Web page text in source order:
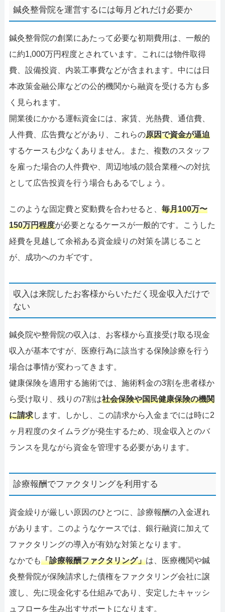
鍼灸整骨院を運営するには毎月どれだけ必要か
鍼灸整骨院の創業にあたって必要な初期費用は、一般的
に約1,000万円程度とされています。これには物件取得
費、設備投資、内装工事費などが含まれます。中には日
本政策金融公庫などの公的機関から融資を受ける方も多
く見られます。
開業後にかかる運転資金には、家賃、光熱費、通信費、
人件費、広告費などがあり、これらの原因で資金が逼迫
するケースも少なくありません。また、複数のスタッフ
を雇った場合の人件費や、周辺地域の競合業種への対抗
として広告投資を行う場合もあるでしょう。
このような固定費と変動費を合わせると、 毎月100万〜
150万円程度が必要となるケースが一般的です。こうした
経費を見越して余裕ある資金繰りの対策を講じること
が、成功へのカギです。
収入は来院したお客様からいただく現金収入だけで
ない
鍼灸院や整骨院の収入は、お客様から直接受け取る現金
収入が基本ですが、医療行為に該当する保険診療を行う
場合は事情が変わってきます。
健康保険を適用する施術では、施術料金の3割を患者様か
ら受け取り、残りの7割は社会保険や国民健康保険の機関
に請求します。しかし、この請求から入金までには時に2
ヶ月程度のタイムラグが発生するため、現金収入とのバ
ランスを見ながら資金を管理する必要があります。
診療報酬でファクタリングを利用する
資金繰りが厳しい原因のひとつに、診療報酬の入金遅れ
があります。このようなケースでは、銀行融資に加えて
ファクタリングの導入が有効な対策となります。
なかでも「診療報酬ファクタリング」は、医療機関や鍼
灸整骨院が保険請求した債権をファクタリング会社に譲
渡し、先に現金化する仕組みであり、安定したキャッシ
ュフローを生み出すサポートになります。